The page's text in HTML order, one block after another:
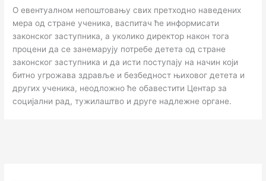
О евентуалном непоштовању свих претходно наведених
мера од стране ученика, васпитач ће информисати
законског заступника, а уколико директор након тога
процени да се занемарују потребе детета од стране
законског заступника и да исти поступају на начин који
битно угрожава здравље и безбедност њиховог детета и
других ученика, неодложно ће обавестити Центар за
социјални рад, тужилаштво и друге надлежне органе.